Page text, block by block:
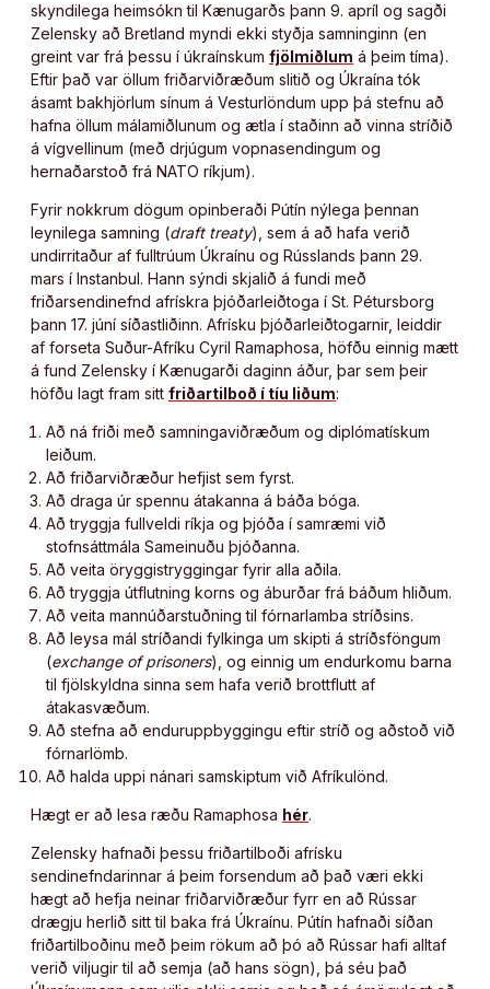
skyndilega heimsókn til Kænugarðs þann 9. apríl og sagði
Zelensky að Bretland myndi ekki styðja samninginn (en
greint var frá þessu í úkraínskum fjölmiðlum á þeim tíma).
Eftir það var öllum friðarviðræðum slitið og Úkraína tók
ásamt bakhjörlum sínum á Vesturlöndum upp þá stefnu að
hafna öllum málamiðlunum og ætla í staðinn að vinna stríðið
á vígvellinum (með drjúgum vopnasendingum og
hernaðarstoð frá NATO ríkjum).
Fyrir nokkrum dögum opinberaði Pútín nýlega þennan
leynilega samning (draft treaty), sem á að hafa verið
undirritaður af fulltrúum Úkraínu og Rússlands þann 29.
mars í Instanbul. Hann sýndi skjalið á fundi með
friðarsendinefnd afrískra þjóðarleiðtoga í St. Pétursborg
þann 17. júní síðastliðinn. Afrísku þjóðarleiðtogarnir, leiddir
af forseta Suður-Afríku Cyril Ramaphosa, höfðu einnig mætt
á fund Zelensky í Kænugarði daginn áður, þar sem þeir
höfðu lagt fram sitt friðartilboð í tíu liðum:
Að ná friði með samningaviðræðum og diplómatískum
leiðum.
Að friðarviðræður hefjist sem fyrst.
Að draga úr spennu átakanna á báða bóga.
Að tryggja fullveldi ríkja og þjóða í samræmi við
stofnsáttmála Sameinuðu þjóðanna.
Að veita öryggistryggingar fyrir alla aðila.
Að tryggja útflutning korns og áburðar frá báðum hliðum.
Að veita mannúðarstuðning til fórnarlamba stríðsins.
Að leysa mál stríðandi fylkinga um skipti á stríðsföngum
(exchange of prisoners), og einnig um endurkomu barna
til fjölskyldna sinna sem hafa verið brottflutt af
átakasvæðum.
Að stefna að enduruppbyggingu eftir stríð og aðstoð við
fórnarlömb.
Að halda uppi nánari samskiptum við Afríkulönd.
Hægt er að lesa ræðu Ramaphosa hér.
Zelensky hafnaði þessu friðartilboði afrísku
sendinefndarinnar á þeim forsendum að það væri ekki
hægt að hefja neinar friðarviðræður fyrr en að Rússar
drægju herlið sitt til baka frá Úkraínu. Pútín hafnaði síðan
friðartilboðinu með þeim rökum að þó að Rússar hafi alltaf
verið viljugir til að semja (að hans sögn), þá séu það